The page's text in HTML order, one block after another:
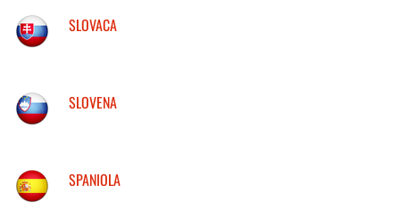
SLOVACA
SLOVENA
SPANIOLA